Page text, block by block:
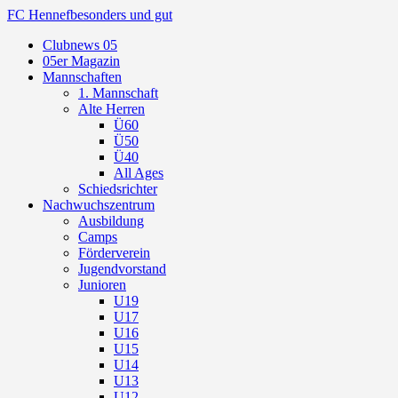
FC Hennefbesonders und gut
Clubnews 05
05er Magazin
Mannschaften
1. Mannschaft
Alte Herren
Ü60
Ü50
Ü40
All Ages
Schiedsrichter
Nachwuchszentrum
Ausbildung
Camps
Förderverein
Jugendvorstand
Junioren
U19
U17
U16
U15
U14
U13